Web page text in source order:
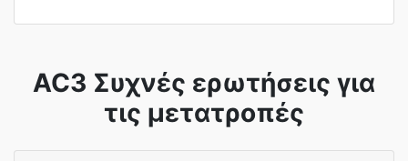
AC3 Συχνές ερωτήσεις για
τις μετατροπές